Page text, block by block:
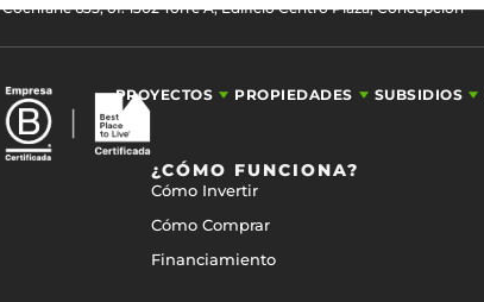
Cochrane 635, of. 1302 Torre A, Edificio Centro Plaza, Concepción
PROYECTOS PROPIEDADES SUBSIDIOS
¿CÓMO FUNCIONA?
Cómo Invertir
Cómo Comprar
Financiamiento